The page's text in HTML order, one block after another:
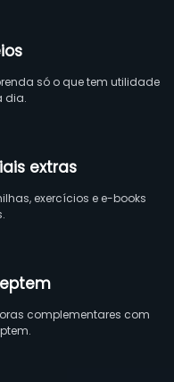
só o que tem utilidade
dia.
extras
exercícios e e-books
complementares com